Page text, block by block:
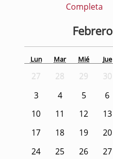
Completa
Febrero
Lun Mar Mié Jue
27 28 29 30
3
4 5 6
10
11 12 13
17
18 19 20
24
25 26 27